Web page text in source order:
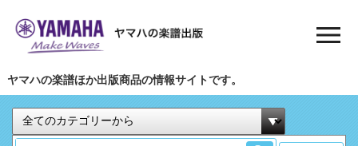
ヤマハの楽譜ほか出版商品の情報サイトです。